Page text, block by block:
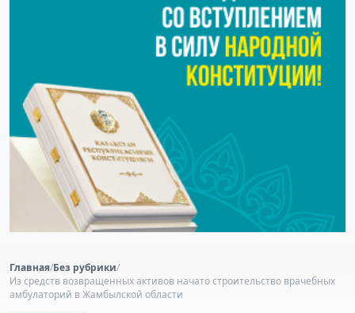
Главная/Без рубрики/
Из средств возвращенных активов начато строительство врачебных
амбулаторий в Жамбылской области